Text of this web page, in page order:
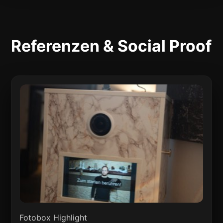
Referenzen & Social Proof
Fotobox Highlight